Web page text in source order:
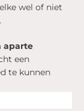
wel of niet
.
aparte
een
te kunnen